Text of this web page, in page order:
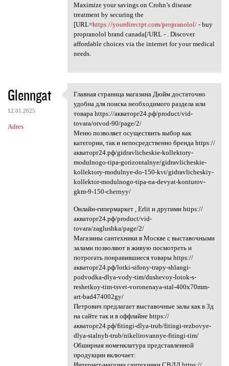
Maximize your savings on Crohn’s disease
treatment by securing the
[URL=https://yourdirectpt.com/propranolol/- buy
propranolol brand canada[/URL - . Discover
affordable choices via the internet for your medical
needs.
Glenngat
12.01.2025
Adres
Главная страница магазина
Главная страница магазина Дюйм достаточно
удобна для поиска необходимого раздела или
товара https://акваторг24.рф/product/vid-
tovara/otvod-90/page/2/
Меню позволяет осуществить выбор как
категории, так и непосредственно бренда https://
акваторг24.рф/gidravlicheskie-kollektory-
modulnogo-tipa-gorizontalnye/gidravlicheskie-
kollektory-modulnye-do-150-kvt/gidravlicheskiy-
kollektor-modulnogo-tipa-na-devyat-konturov-
gkm-9-150-chernyy/
Онлайн-гипермаркет , Erlit и другими https://
акваторг24.рф/product/vid-
tovara/zaglushka/page/2/
Магазины сантехники в Москве с выставочными
залами позволяют в живую посмотреть и
потрогать понравившиеся товары https://
акваторг24.рф/lotki-sifony-trapy-shlangi-
podvodka-dlya-vody-tim/dushevoy-lotok-s-
reshetkoy-tim-tsvet-voronenaya-stal-400x70mm-
art-bad474002gy/
Петрович предлагает выставочные залы как в 3д
на сайте так и в оффлайне https://
акваторг24.рф/fitingi-dlya-trub/fitingi-rezbovye-
dlya-stalnyh-trub/nikelirovannye-fitingi-tim/
Обширная номенклатура представленной
продукции включает: